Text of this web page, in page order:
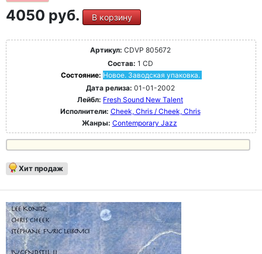
4050 руб. В корзину
Артикул: CDVP 805672
Состав: 1 CD
Состояние: Новое. Заводская упаковка.
Дата релиза: 01-01-2002
Лейбл: Fresh Sound New Talent
Исполнители: Cheek, Chris / Cheek, Chris
Жанры: Contemporary Jazz
Хит продаж